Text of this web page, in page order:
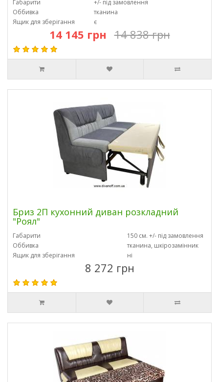
Габарити
+/- під замовлення
Оббивка
тканина
Ящик для зберігання
є
14 145 грн 14 838 грн
Бриз 2П кухонний диван розкладний
"Роял"
Габарити
150 см. +/- під замовлення
Оббивка
тканина, шкірозамінник
Ящик для зберігання
ні
8 272 грн